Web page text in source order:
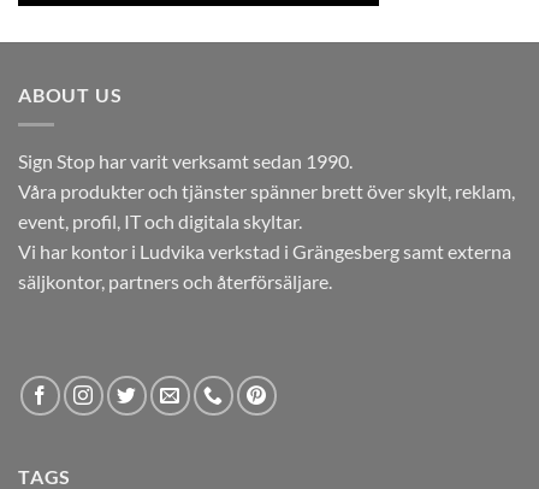
ABOUT US
Sign Stop har varit verksamt sedan 1990.
Våra produkter och tjänster spänner brett över skylt, reklam,
event, profil, IT och digitala skyltar.
Vi har kontor i Ludvika verkstad i Grängesberg samt externa
säljkontor, partners och återförsäljare.
TAGS